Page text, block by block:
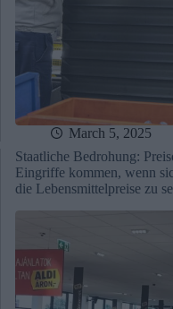
March 5, 2025
Staatliche Bedrohung:
Eingriffe kommen, wenn
die Lebensmittelpreise zu